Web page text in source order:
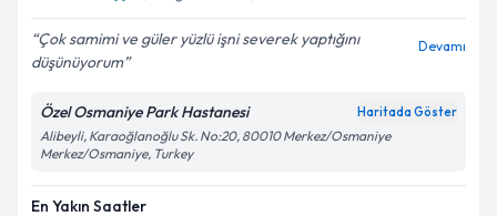
Çok samimi ve güler yüzlü işni severek yaptığını
düşünüyorum
Devamı
Özel Osmaniye Park Hastanesi Haritada Göster
Alibeyli, Karaoğlanoğlu Sk. No:20, 80010 Merkez/Osmaniye
Merkez/Osmaniye, Turkey
En Yakın Saatler